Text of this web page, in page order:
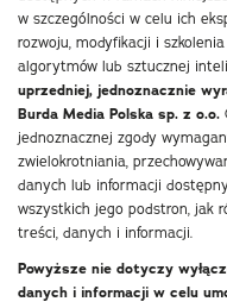
w szczególności w celu ich
rozwoju, modyfikacji i
algorytmów lub sztucznej
uprzedniej, jednoznacznie
Burda Media Polska sp. z o.o.
jednoznacznej zgody
zwielokrotniania,
danych lub informacji
wszystkich jego podstron, jak
treści, danych i informacji.
Powyższe nie dotyczy
danych i informacji w celu